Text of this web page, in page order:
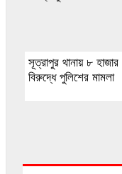
সূত্রাপুর থানায় ৮ হাজার
বিরুদ্ধে পুলিশের মামলা